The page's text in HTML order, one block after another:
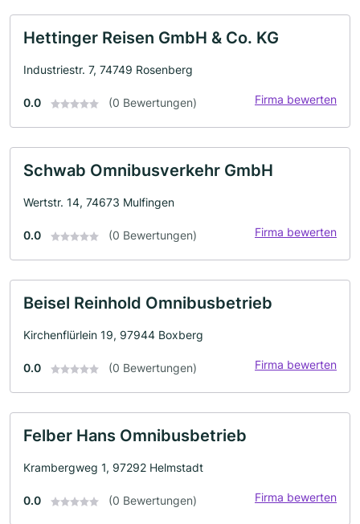
Hettinger Reisen GmbH & Co. KG
Industriestr. 7, 74749 Rosenberg
0.0 (0 Bewertungen) Firma bewerten
Schwab Omnibusverkehr GmbH
Wertstr. 14, 74673 Mulfingen
0.0 (0 Bewertungen) Firma bewerten
Beisel Reinhold Omnibusbetrieb
Kirchenflürlein 19, 97944 Boxberg
0.0 (0 Bewertungen) Firma bewerten
Felber Hans Omnibusbetrieb
Krambergweg 1, 97292 Helmstadt
0.0 (0 Bewertungen) Firma bewerten